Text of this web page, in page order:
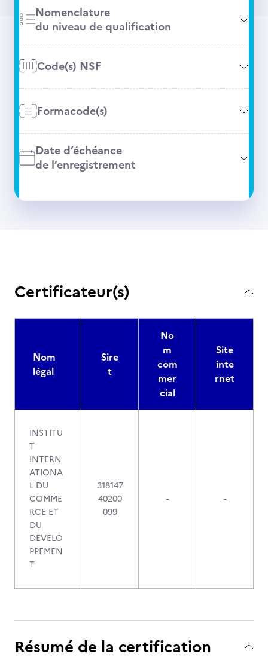
Nomenclature
du niveau de qualification
Code(s) NSF
Formacode(s)
Date d’échéance
de l’enregistrement
Certificateur(s)
Nom
légal
Sire
t
No
m
com
mer
cial
Site
inte
rnet
INSTITU
T
INTERN
ATIONA
L DU
COMME
RCE ET
DU
DEVELO
PPEMEN
T
318147
40200
099
- -
Résumé de la certification